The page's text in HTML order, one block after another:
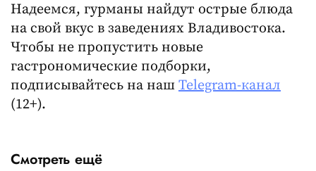
Надеемся, гурманы найдут острые блюда
на свой вкус в заведениях Владивостока.
Чтобы не пропустить новые
гастрономические подборки,
подписывайтесь на наш Telegram-канал
(12+).
Смотреть ещё